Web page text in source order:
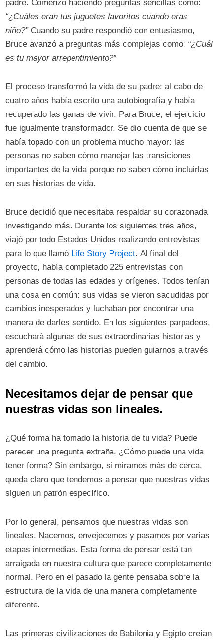
padre. Comenzó haciendo preguntas sencillas como:
“¿Cuáles eran tus juguetes favoritos cuando eras
niño?”Cuando su padre respondió con entusiasmo,
Bruce avanzó a preguntas más complejas como: “¿Cuál
es tu mayor arrepentimiento?”
El proceso transformó la vida de su padre: al cabo de
cuatro años había escrito una autobiografía y había
recuperado las ganas de vivir. Para Bruce, el ejercicio
fue igualmente transformador. Se dio cuenta de que se
había topado con un problema mucho mayor: las
personas no saben cómo manejar las transiciones
importantes de la vida porque no saben cómo incluirlas
en sus historias de vida.
Bruce decidió que necesitaba respaldar su corazonada
investigando más. Durante los siguientes tres años,
viajó por todo Estados Unidos realizando entrevistas
para lo que llamó Life Story Project. Al final del
proyecto, había completado 225 entrevistas con
personas de todas las edades y orígenes. Todos tenían
una cosa en común: sus vidas se vieron sacudidas por
cambios inesperados y luchaban por encontrar una
manera de darles sentido. En los siguientes parpadeos,
escuchará algunas de sus extraordinarias historias y
aprenderá cómo las historias pueden guiarnos a través
del cambio.
Necesitamos dejar de pensar que
nuestras vidas son lineales.
¿Qué forma ha tomado la historia de tu vida? Puede
parecer una pregunta extraña. ¿Cómo puede una vida
tener forma? Sin embargo, si miramos más de cerca,
queda claro que tendemos a pensar que nuestras vidas
siguen un patrón específico.
Por lo general, pensamos que nuestras vidas son
lineales. Nacemos, envejecemos y pasamos por varias
etapas intermedias. Esta forma de pensar está tan
arraigada en nuestra cultura que parece completamente
normal. Pero en el pasado la gente pensaba sobre la
estructura de la vida de una manera completamente
diferente.
Las primeras civilizaciones de Babilonia y Egipto creían